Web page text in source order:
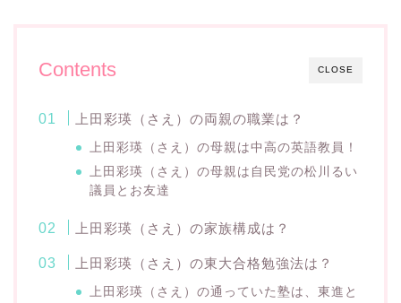
CLOSE
Contents
上田彩瑛（さえ）の両親の職業は？
上田彩瑛（さえ）の母親は中高の英語教員！
上田彩瑛（さえ）の母親は自民党の松川るい
議員とお友達
上田彩瑛（さえ）の家族構成は？
上田彩瑛（さえ）の東大合格勉強法は？
上田彩瑛（さえ）の通っていた塾は、東進と